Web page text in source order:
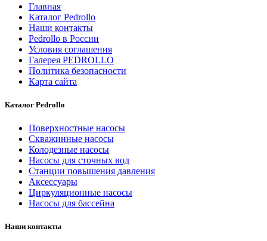
Главная
Каталог Pedrollo
Наши контакты
Pedrollo в России
Условия соглашения
Галерея PEDROLLO
Политика безопасности
Карта сайта
Каталог Pedrollo
Поверхностные насосы
Скважинные насосы
Колодезные насосы
Насосы для сточных вод
Станции повышения давления
Аксессуары
Циркуляционные насосы
Насосы для бассейна
Наши контакты